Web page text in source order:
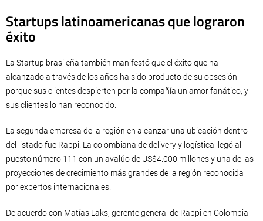
Startups latinoamericanas que lograron
éxito
La Startup brasileña también manifestó que el éxito que ha
alcanzado a través de los años ha sido producto de su obsesión
porque sus clientes despierten por la compañía un amor fanático, y
sus clientes lo han reconocido.
La segunda empresa de la región en alcanzar una ubicación dentro
del listado fue Rappi. La colombiana de delivery y logística llegó al
puesto número 111 con un avalúo de US$4.000 millones y una de las
proyecciones de crecimiento más grandes de la región reconocida
por expertos internacionales.
De acuerdo con Matías Laks, gerente general de Rappi en Colombia